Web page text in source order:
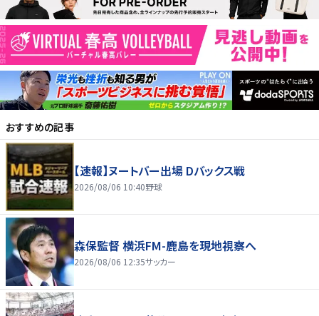
おすすめの記事
【速報】ヌートバー出場 Dバックス戦
2026/08/06 10:40野球
森保監督 横浜FM-鹿島を現地視察へ
2026/08/06 12:35サッカー